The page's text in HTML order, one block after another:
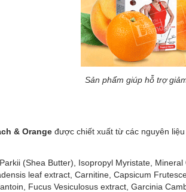
Sản phẩm giúp hỗ trợ
& Orange được chiết xuất từ các nguyên
(Shea Butter), Isopropyl Myristate,
leaf extract, Carnitine, Capsicum
Fucus Vesiculosus extract, Garcinia